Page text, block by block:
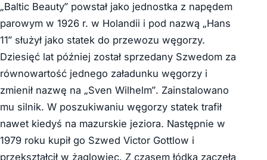
„Baltic Beauty” powstał jako jednostka z napędem
parowym w 1926 r. w Holandii i pod nazwą „Hans
11” służył jako statek do przewozu węgorzy.
Dziesięć lat później został sprzedany Szwedom za
równowartość jednego załadunku węgorzy i
zmienił nazwę na „Sven Wilhelm”. Zainstalowano
mu silnik. W poszukiwaniu węgorzy statek trafił
nawet kiedyś na mazurskie jeziora. Następnie w
1979 roku kupił go Szwed Victor Gottlow i
przekształcił w żaglowiec. Z czasem łódka zaczęła